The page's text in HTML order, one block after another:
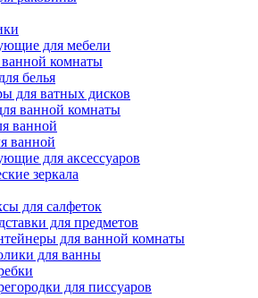
для мебели
комнаты
белья
для ватных дисков
ванной комнаты
ванной
ванной
для аксессуаров
зеркала
для салфеток
для предметов
для ванной комнаты
для ванны
для писсуаров